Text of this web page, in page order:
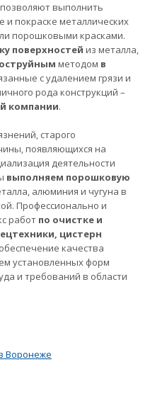
выполнить
и покраске металлических
порошковыми красками.
поверхностей из металла,
методом в
с удалением грязи и
рода конструкций –
компании.
старого
появляющихся на
деятельности
выполняем порошковую
алюминия и чугуна в
Профессионально и
работ по очистке и
цистерн
качества
установленных форм
и требований в области
Воронеже